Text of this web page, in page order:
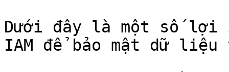
Dưới đây là một số lợi
IAM để bảo mật dữ